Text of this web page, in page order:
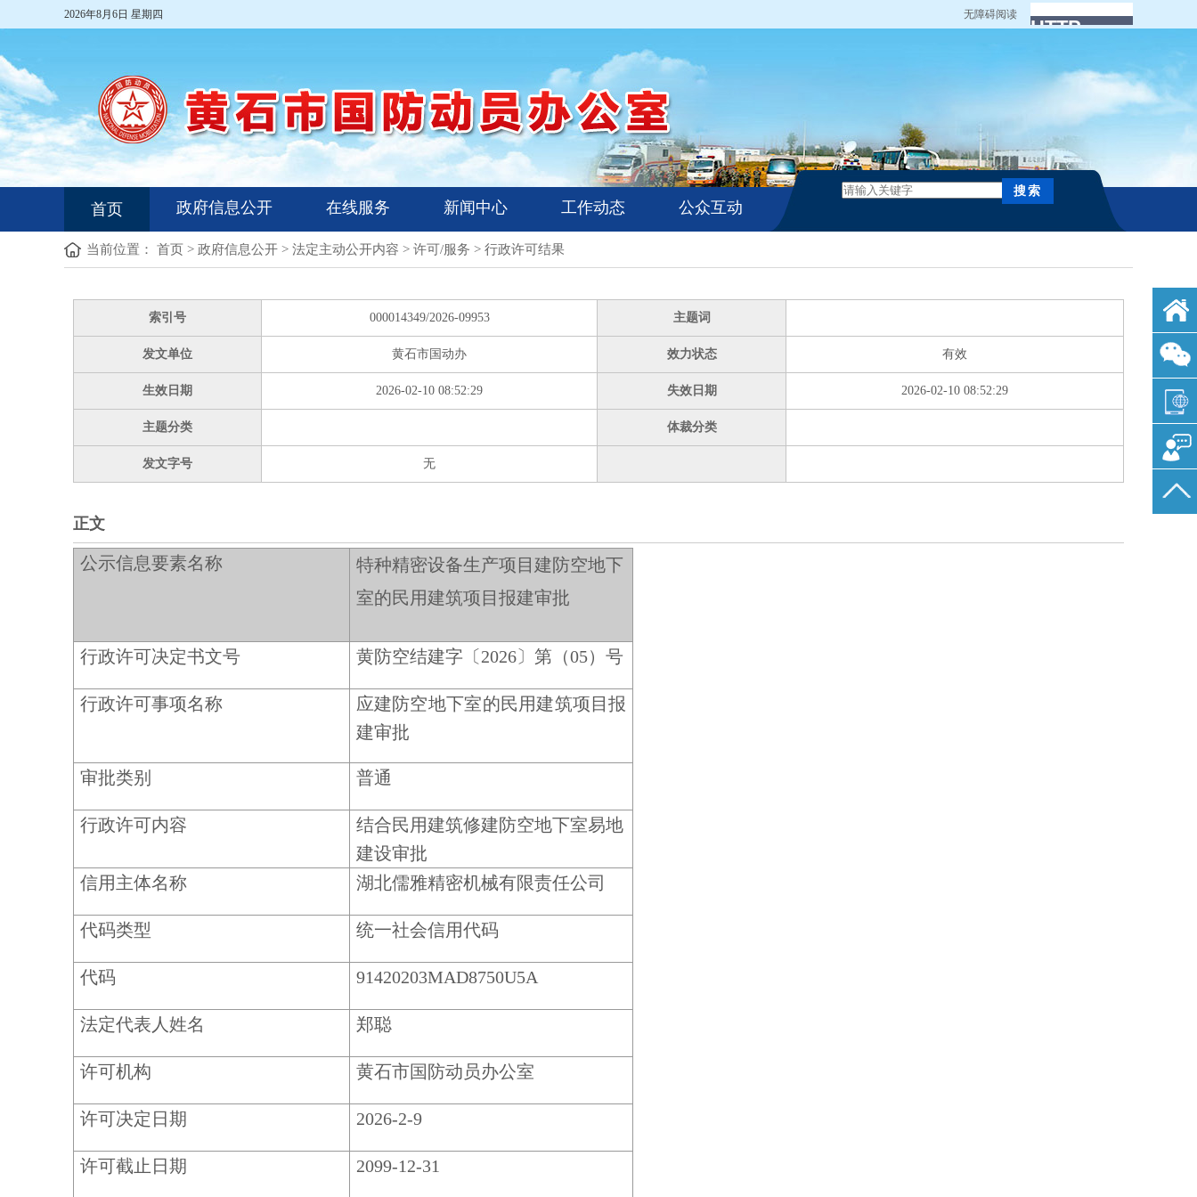
无障碍阅读
2026年8月6日 星期四
首页 政府信息公开 在线服务 新闻中心 工作动态 公众互动
当前位置： 首页 > 政府信息公开 > 法定主动公开内容 > 许可/服务 > 行政许可结果
索引号 000014349/2026-09953 主题词
发文单位 黄石市国动办 效力状态 有效
生效日期 2026-02-10 08:52:29 失效日期 2026-02-10 08:52:29
主题分类 体裁分类
发文字号 无
正文
公示信息要素名称
特种精密设备生产项目建防空地下
室的民用建筑项目报建审批
行政许可决定书文号 黄防空结建字〔2026〕第（05）号
行政许可事项名称
应建防空地下室的民用建筑项目报
建审批
审批类别 普通
行政许可内容
结合民用建筑修建防空地下室易地
建设审批
信用主体名称
湖北儒雅精密机械有限责任公司
代码类型 统一社会信用代码
代码 91420203MAD8750U5A
法定代表人姓名 郑聪
许可机构 黄石市国防动员办公室
许可决定日期 2026-2-9
许可截止日期 2099-12-31